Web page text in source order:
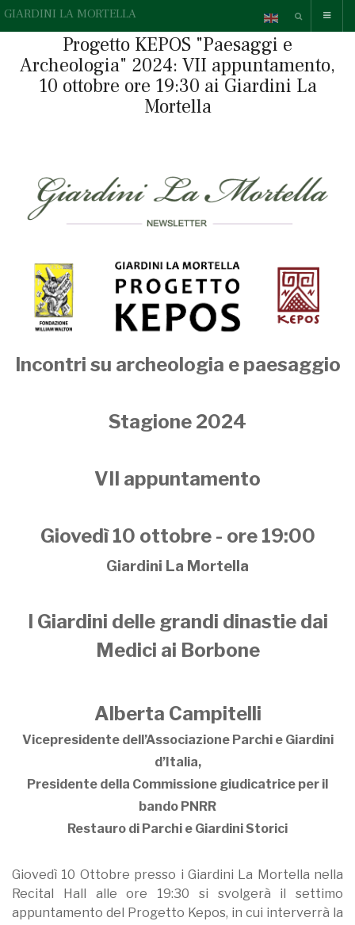
GIARDINI LA MORTELLA
Progetto KEPOS "Paesaggi e
Archeologia" 2024: VII appuntamento,
10 ottobre ore 19:30 ai Giardini La
Mortella
Incontri su archeologia e paesaggio
Stagione 2024
VII appuntamento
Giovedì 10 ottobre - ore 19:00
Giardini La Mortella
I Giardini delle grandi dinastie dai
Medici ai Borbone
Alberta Campitelli
Vicepresidente dell’Associazione Parchi e Giardini
d’Italia,
Presidente della Commissione giudicatrice per il
bando PNRR
Restauro di Parchi e Giardini Storici
Giovedì 10 Ottobre presso i Giardini La Mortella nella
Recital Hall alle ore 19:30 si svolgerà il settimo
appuntamento del Progetto Kepos, in cui interverrà la